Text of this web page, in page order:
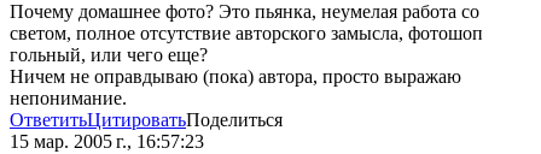
Почему домашнее фото? Это пьянка, неумелая работа со
светом, полное отсутствие авторского замысла, фотошоп
гольный, или чего еще?
Ничем не оправдываю (пока) автора, просто выражаю
непонимание.
ОтветитьЦитироватьПоделиться
15 мар. 2005 г., 16:57:23